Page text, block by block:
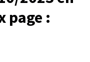
page :